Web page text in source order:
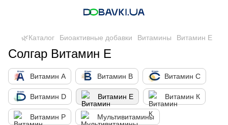
🌿Каталог Биоактивные добавки Витамины Витамин Е
Солгар Витамин Е
Витамин А Витамин B Витамин С
Витамин D Витамин Е Витамин К
Витамин Р Мультивитамины